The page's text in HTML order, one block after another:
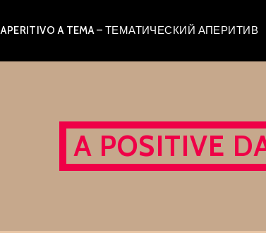
APERITIVO A TEMA – ТЕМАТИЧЕСКИЙ АПЕРИТИВ
A POSITIVE